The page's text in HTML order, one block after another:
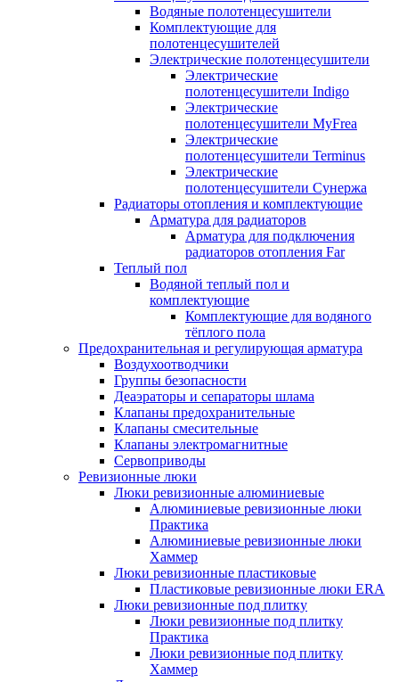
Водяные полотенцесушители
Комплектующие для
полотенцесушителей
Электрические полотенцесушители
Электрические
полотенцесушители Indigo
Электрические
полотенцесушители MyFrea
Электрические
полотенцесушители Terminus
Электрические
полотенцесушители Сунержа
Радиаторы отопления и комплектующие
Арматура для радиаторов
Арматура для подключения
радиаторов отопления Far
Теплый пол
Водяной теплый пол и
комплектующие
Комплектующие для водяного
тёплого пола
Предохранительная и регулирующая арматура
Воздухоотводчики
Группы безопасности
Деаэраторы и сепараторы шлама
Клапаны предохранительные
Клапаны смесительные
Клапаны электромагнитные
Сервоприводы
Ревизионные люки
Люки ревизионные алюминиевые
Алюминиевые ревизионные люки
Практика
Алюминиевые ревизионные люки
Хаммер
Люки ревизионные пластиковые
Пластиковые ревизионные люки ERA
Люки ревизионные под плитку
Люки ревизионные под плитку
Практика
Люки ревизионные под плитку
Хаммер